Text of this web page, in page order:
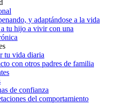
y adaptándose a la vida
tu hijo a vivir con una
tu vida diaria
con otros padres de familia
de confianza
del comportamiento